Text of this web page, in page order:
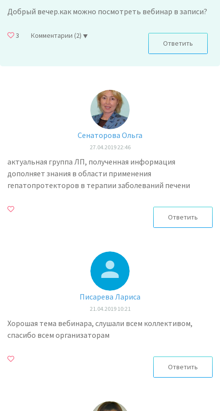
Добрый вечер.как можно посмотреть вебинар в записи?
3 Комментарии (2)
Ответить
Сенаторова Ольга
27.04.2019 22:46
актуальная группа ЛП, полученная информация
дополняет знания в области применения
гепатопротекторов в терапии заболеваний печени
Ответить
Писарева Лариса
21.04.2019 10:21
Хорошая тема вебинара, слушали всем коллективом,
спасибо всем организаторам
Ответить